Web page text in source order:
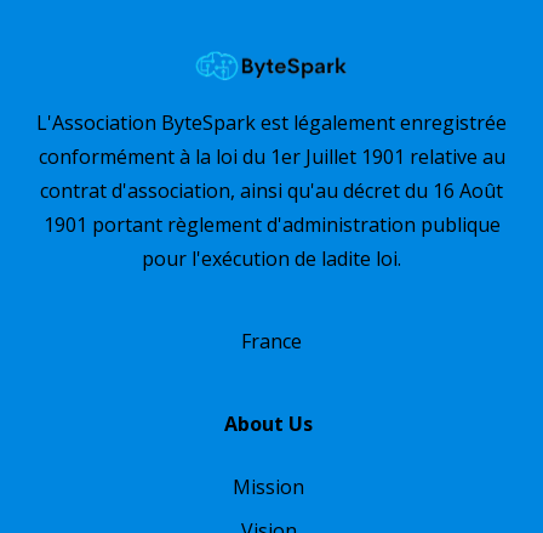
L'Association ByteSpark est légalement enregistrée
conformément à la loi du 1er Juillet 1901 relative au
contrat d'association, ainsi qu'au décret du 16 Août
1901 portant règlement d'administration publique
pour l'exécution de ladite loi.
France
About Us
Mission